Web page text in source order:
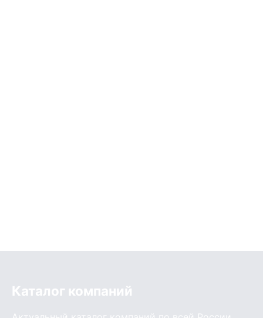
Каталог компаний